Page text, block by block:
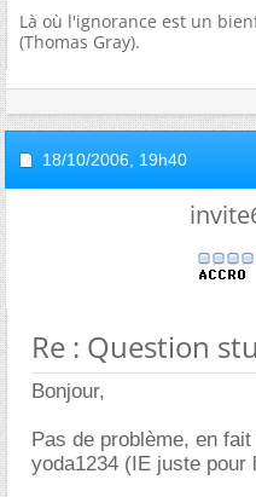
Là où l'ignorance est un
(Thomas Gray).
18/10/2006, 19h40
Re : Question
Bonjour,
Pas de problème, en
yoda1234 (IE juste